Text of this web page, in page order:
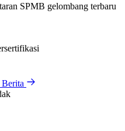
SPMB gelombang terbaru